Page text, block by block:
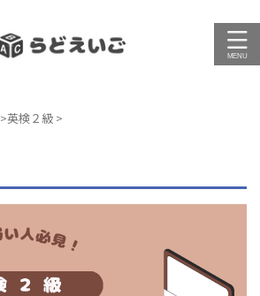
>英検２級 >